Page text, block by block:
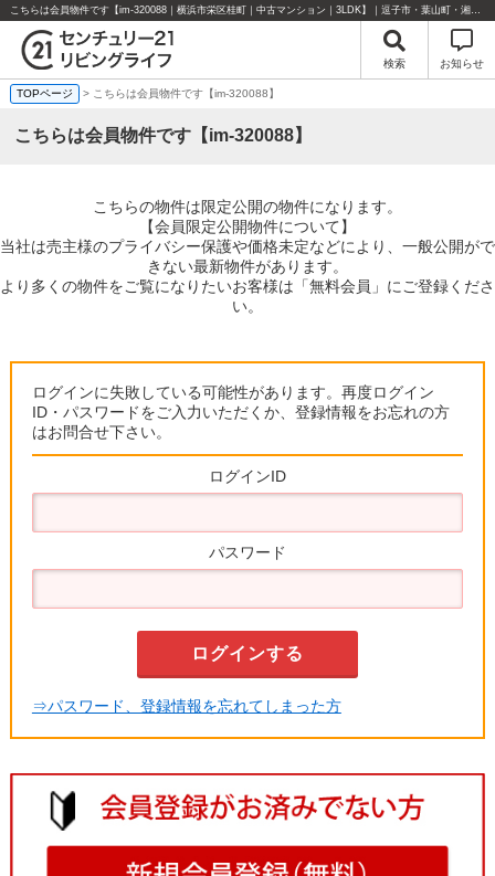
こちらは会員物件です【im-320088｜横浜市栄区桂町｜中古マンション｜3LDK】｜逗子市・葉山町・湘南エリアの不動産のことならセンチュリー21リビングライフにお任せください！
検索 お知らせ
TOPページ > こちらは会員物件です【im-320088】
こちらは会員物件です【im-320088】
こちらの物件は限定公開の物件になります。
【会員限定公開物件について】
当社は売主様のプライバシー保護や価格未定などにより、一般公開がで
きない最新物件があります。
より多くの物件をご覧になりたいお客様は「無料会員」にご登録くださ
い。
ログインに失敗している可能性があります。再度ログイン
ID・パスワードをご入力いただくか、登録情報をお忘れの方
はお問合せ下さい。
ログインID
パスワード
⇒パスワード、登録情報を忘れてしまった方